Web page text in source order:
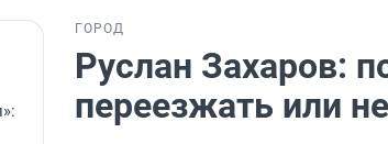
ГОРОД
Руслан Захаров:
переезжать или